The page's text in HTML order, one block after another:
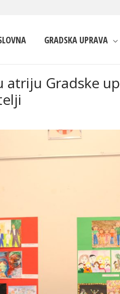
GRADSKA UPRAVA
atriju Gradske